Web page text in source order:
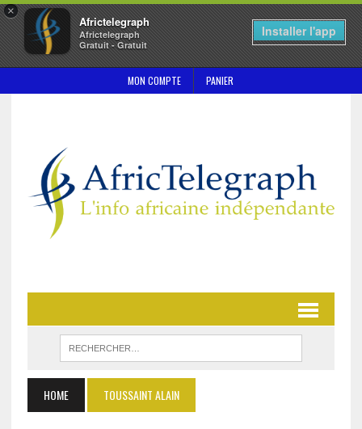
×
Africtelegraph
Africtelegraph
Gratuit - Gratuit
Installer l'app
MON COMPTE PANIER
HOME TOUSSAINT ALAIN